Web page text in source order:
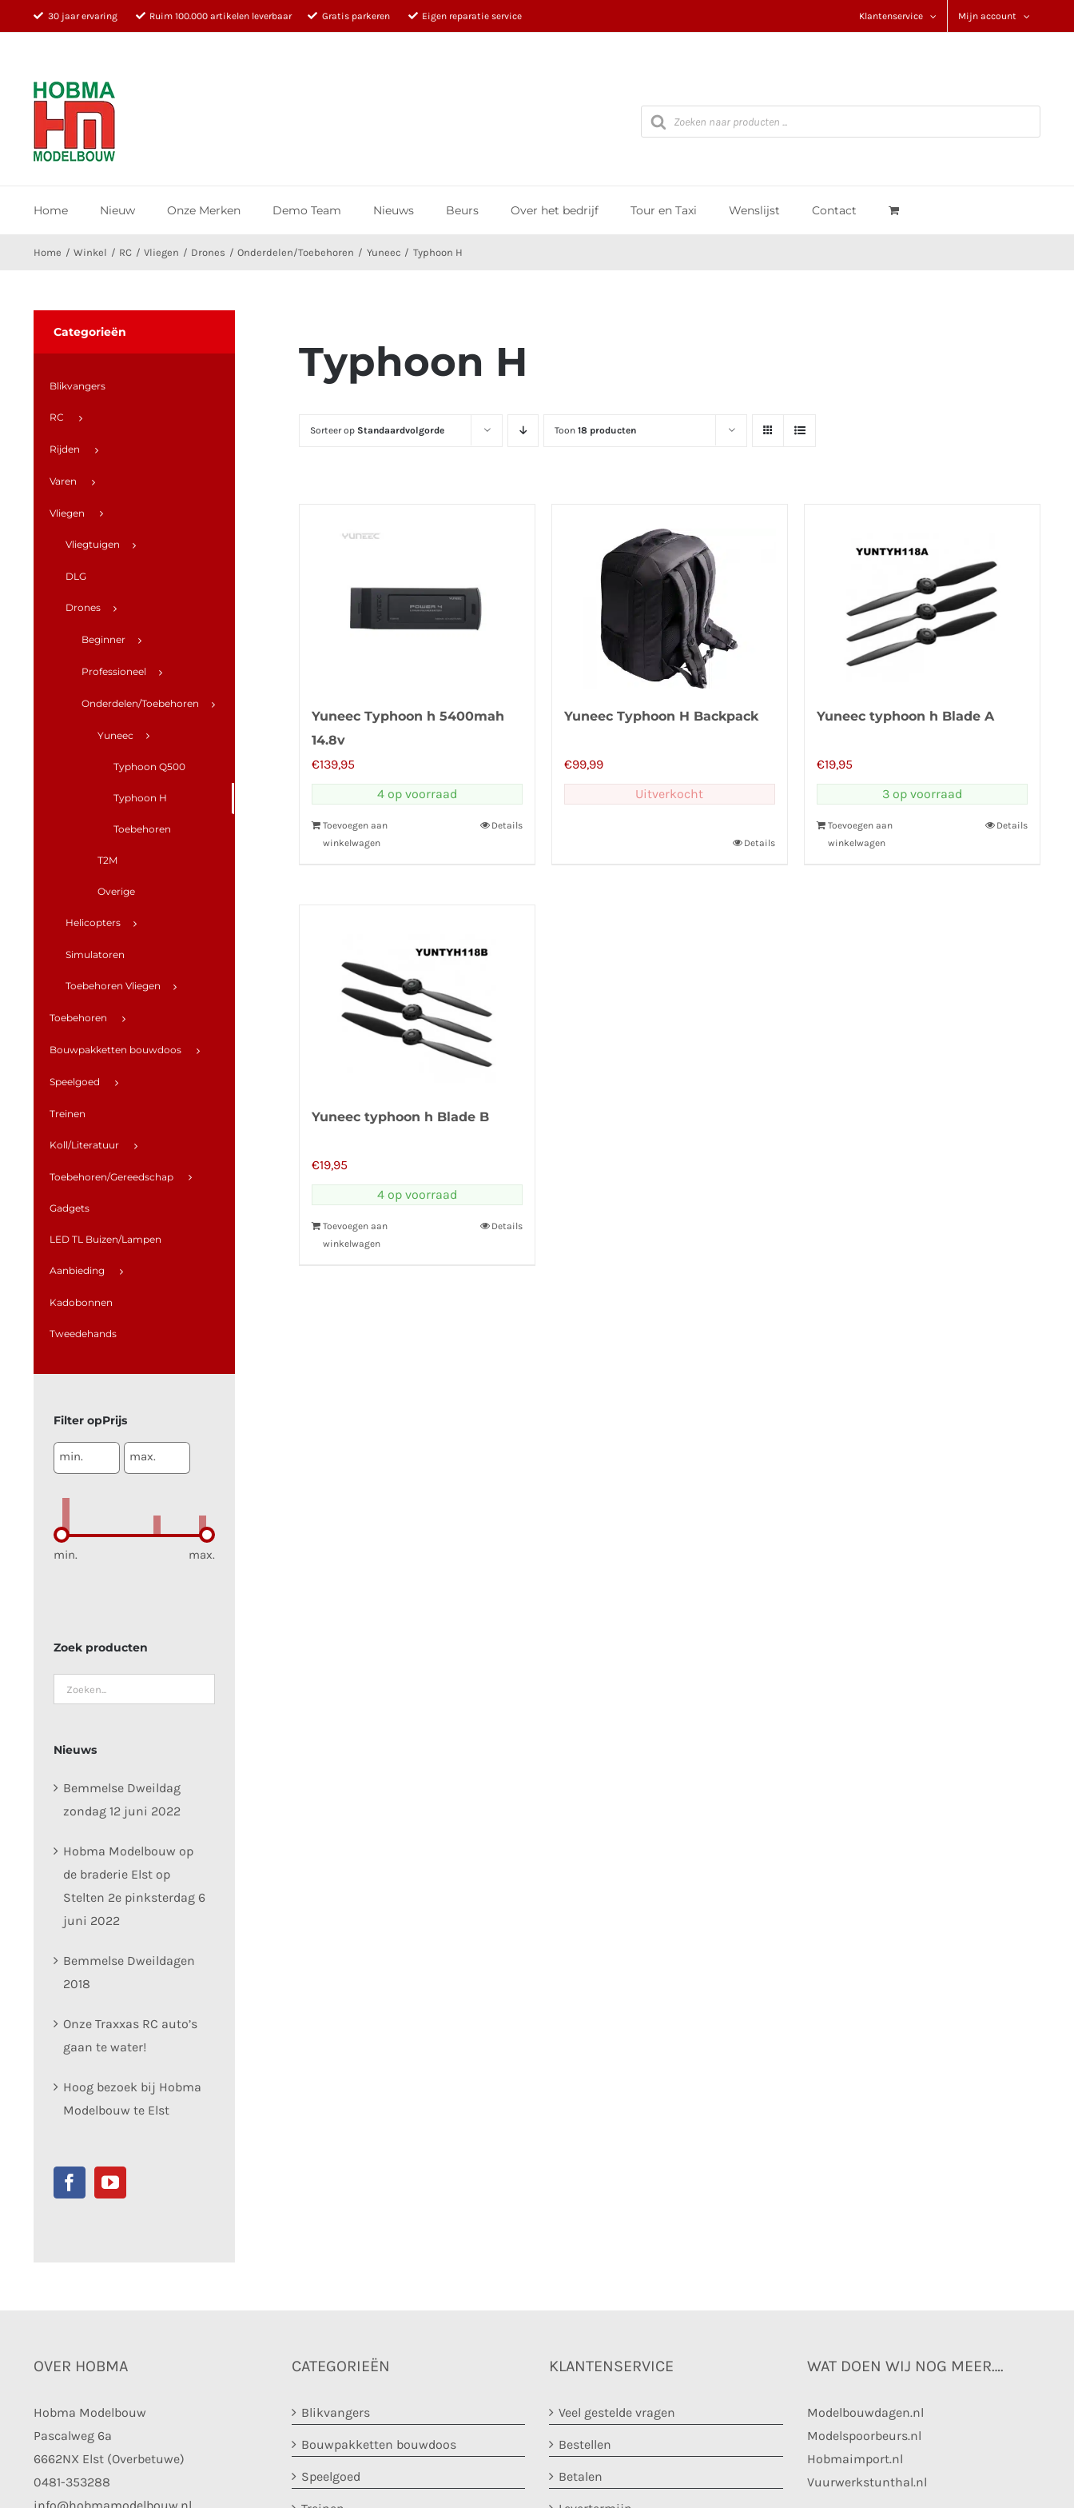
naar
30 jaar ervaring Ruim 100.000 artikelen leverbaar Gratis parkeren Eigen reparatie service Klantenservice Mijn account
Producten
zoeken
Home Nieuw Onze Merken Demo Team Nieuws Beurs Over het bedrijf Tour en Taxi Wenslijst Contact
Home Winkel RC Vliegen Drones Onderdelen/Toebehoren Yuneec Typhoon H
Typhoon H
Sorteer op Standaardvolgorde Toon18 producten
Yuneec Typhoon h 5400mah
14.8v
€139,95
4 op voorraad
Toevoegen aan
winkelwagen
Details
Yuneec Typhoon H Backpack
€99,99
Uitverkocht
Details
Yuneec typhoon h Blade A
€19,95
3 op voorraad
Toevoegen aan
winkelwagen
Details
Yuneec typhoon h Blade B
€19,95
4 op voorraad
Toevoegen aan
winkelwagen
Details
Categorieën
Blikvangers
RC
Rijden
Varen
Vliegen
Vliegtuigen
DLG
Drones
Beginner
Professioneel
Onderdelen/Toebehoren
Yuneec
Typhoon Q500
Typhoon H
Toebehoren
T2M
Overige
Helicopters
Simulatoren
Toebehoren Vliegen
Toebehoren
Bouwpakketten bouwdoos
Speelgoed
Treinen
Koll/Literatuur
Toebehoren/Gereedschap
Gadgets
LED TL Buizen/Lampen
Aanbieding
Kadobonnen
Tweedehands
Prijs
min. max.
min. max.
Zoek producten
Nieuws
Bemmelse Dweildag
zondag 12 juni 2022
Hobma Modelbouw op
de braderie Elst op
Stelten 2e pinksterdag 6
juni 2022
Bemmelse Dweildagen
2018
Onze Traxxas RC auto’s
gaan te water!
Hoog bezoek bij Hobma
Modelbouw te Elst
OVER HOBMA
Hobma Modelbouw
Pascalweg 6a
6662NX Elst (Overbetuwe)
0481-353288
CATEGORIEËN
Blikvangers
Bouwpakketten bouwdoos
Speelgoed
KLANTENSERVICE
Veel gestelde vragen
Bestellen
Betalen
WAT DOEN WIJ NOG MEER….
Modelbouwdagen.nl
Modelspoorbeurs.nl
Hobmaimport.nl
Vuurwerkstunthal.nl